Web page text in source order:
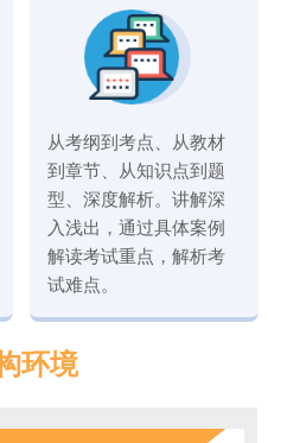
从考纲到考点、从教材
到章节、从知识点到题
型、深度解析。讲解深
入浅出，通过具体案例
解读考试重点，解析考
试难点。
环境